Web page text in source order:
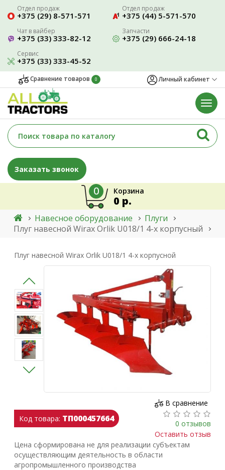
Отдел продаж
+375 (29) 8-571-571
Отдел продаж
+375 (44) 5-571-570
Чат в вайбер
+375 (33) 333-82-12
Запчасти
+375 (29) 666-24-18
Сервис
+375 (33) 333-45-52
Сравнение товаров 0 Личный кабинет
Заказать звонок
Корзина
0
0 р.
Навесное оборудование
Плуги
Плуг навесной Wirax Orlik U018/1 4-х корпусный
Плуг навесной Wirax Orlik U018/1 4-х корпусной
Код товара: ТП000457664
В сравнение
0 отзывов
Оставить отзыв
Цена сформирована не для реализации субъектам
осуществляющим деятельность в области
агропромышленного производства